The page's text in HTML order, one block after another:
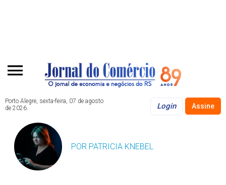
Porto Alegre, sexta-feira, 07 de agosto
de 2026.
Login Assine
POR PATRICIA KNEBEL